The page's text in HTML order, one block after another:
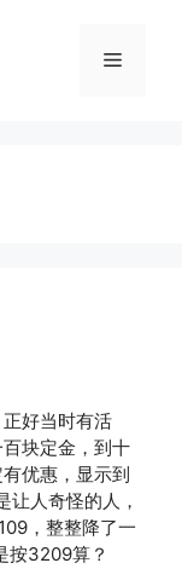
菜
好当时有活
块定金，到十
优惠，显示到
人奇怪的人，
，整整降了一
按3209算？